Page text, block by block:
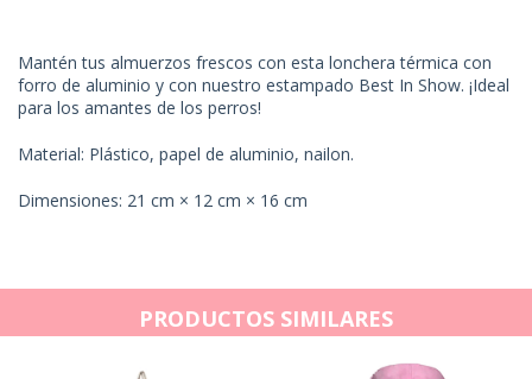
Mantén tus almuerzos frescos con esta lonchera térmica con
forro de aluminio y con nuestro estampado Best In Show. ¡Ideal
para los amantes de los perros!
Material: Plástico, papel de aluminio, nailon.
Dimensiones: 21 cm × 12 cm × 16 cm
PRODUCTOS SIMILARES